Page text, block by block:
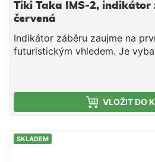
Tiki Taka IMS-2, indikátor
červená
Indikátor záběru zaujme na
futuristickým vhledem. Je
vlasce nebo pletené šňůry.
kabel zakončený jack
připojení k elektronickému
snadno regulovat napětí vlasce
VLOŽIT DO
SKLADEM